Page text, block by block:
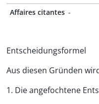
Affaires citantes -
Entscheidungsformel
Aus diesen Gründen
1. Die angefochtene